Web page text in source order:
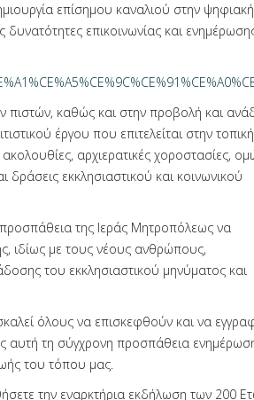
επίσημου καναλιού στην ψηφιακή
επικοινωνίας και
καθώς και στην προβολή και
έργου που επιτελείται στην τοπική
αρχιερατικές χοροστασίες,
δράσεις εκκλησιαστικού και κοινωνικού
της Ιεράς Μητροπόλεως να
ιδίως με τους νέους ανθρώπους,
του εκκλησιαστικού μηνύματος και
όλους να επισκεφθούν και να
αυτή τη σύγχρονη προσπάθεια
του τόπου μας.
την εναρκτήρια εκδήλωση των 200